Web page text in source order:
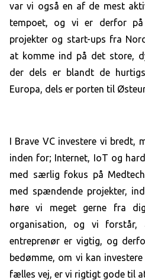
var vi også en af de mest
tempoet, og vi er derfor
projekter og start-ups fra
at komme ind på det store,
der dels er blandt de
Europa, dels er porten til
I Brave VC investere vi bredt,
inden for; Internet, IoT og
med særlig fokus på
med spændende projekter,
høre vi meget gerne fra
organisation, og vi
entreprenør er vigtig, og
bedømme, om vi kan
fælles vej, er vi rigtigt gode til